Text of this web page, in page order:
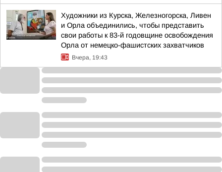
Художники из Курска, Железногорска, Ливен
и Орла объединились, чтобы представить
свои работы к 83-й годовщине освобождения
Орла от немецко-фашистских захватчиков
Вчера, 19:43